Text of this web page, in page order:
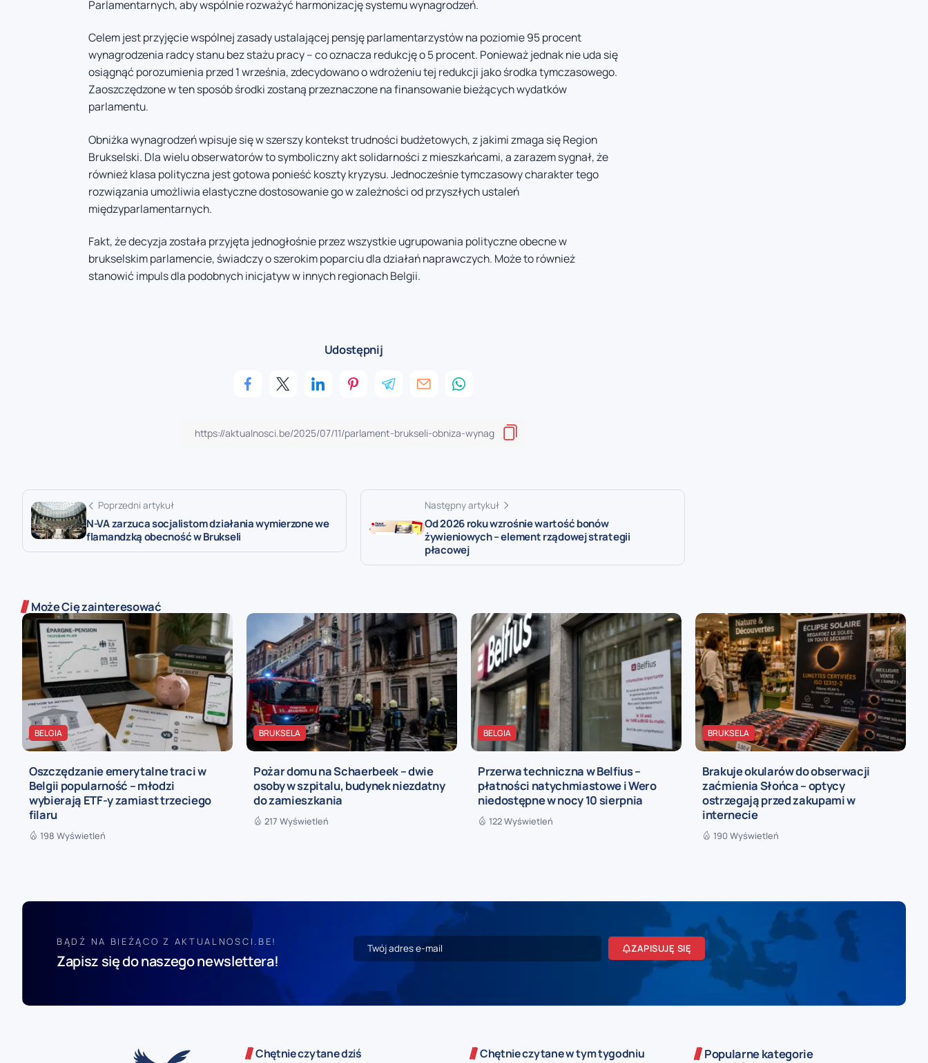
Parlamentarnych, aby wspólnie rozważyć harmonizację systemu wynagrodzeń.
Celem jest przyjęcie wspólnej zasady ustalającej pensję parlamentarzystów na poziomie 95 procent
wynagrodzenia radcy stanu bez stażu pracy – co oznacza redukcję o 5 procent. Ponieważ jednak nie uda się
osiągnąć porozumienia przed 1 września, zdecydowano o wdrożeniu tej redukcji jako środka tymczasowego.
Zaoszczędzone w ten sposób środki zostaną przeznaczone na finansowanie bieżących wydatków
parlamentu.
Obniżka wynagrodzeń wpisuje się w szerszy kontekst trudności budżetowych, z jakimi zmaga się Region
Brukselski. Dla wielu obserwatorów to symboliczny akt solidarności z mieszkańcami, a zarazem sygnał, że
również klasa polityczna jest gotowa ponieść koszty kryzysu. Jednocześnie tymczasowy charakter tego
rozwiązania umożliwia elastyczne dostosowanie go w zależności od przyszłych ustaleń
międzyparlamentarnych.
Fakt, że decyzja została przyjęta jednogłośnie przez wszystkie ugrupowania polityczne obecne w
brukselskim parlamencie, świadczy o szerokim poparciu dla działań naprawczych. Może to również
stanowić impuls dla podobnych inicjatyw w innych regionach Belgii.
Udostępnij
Poprzedni artykuł
N-VA zarzuca socjalistom działania wymierzone we
flamandzką obecność w Brukseli
Następny artykuł
Od 2026 roku wzrośnie wartość bonów
żywieniowych – element rządowej strategii
płacowej
Może Cię zainteresować
BELGIA
Oszczędzanie emerytalne traci w
Belgii popularność – młodzi
wybierają ETF-y zamiast trzeciego
filaru
198 Wyświetleń
BRUKSELA
Pożar domu na Schaerbeek – dwie
osoby w szpitalu, budynek niezdatny
do zamieszkania
217 Wyświetleń
BELGIA
Przerwa techniczna w Belfius –
płatności natychmiastowe i Wero
niedostępne w nocy 10 sierpnia
122 Wyświetleń
BRUKSELA
Brakuje okularów do obserwacji
zaćmienia Słońca – optycy
ostrzegają przed zakupami w
internecie
190 Wyświetleń
BĄDŹ NA BIEŻĄCO Z AKTUALNOSCI.BE!
Zapisz się do naszego newslettera!
ZAPISUJĘ SIĘ
Chętnie czytane dziś Chętnie czytane w tym tygodniu Popularne kategorie